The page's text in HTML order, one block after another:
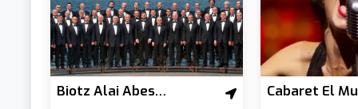
Biotz Alai Abesbatza – Concierto de San Lorenzo